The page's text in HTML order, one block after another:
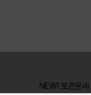
NEW! 토큰운세